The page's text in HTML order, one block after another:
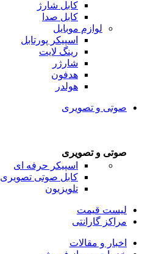
کابل شارژ
کابل صدا
لوازم موبایل
اسپیکر پورتابل
رینگ لایت
شارژر
هدفون
هولدر
صوتی و تصویری
صوتی و تصویری
اسپیکر حرفه ای
کابل صوتی تصویری
تلویزیون
لیست قیمت
مراکز گارانتی
اخبار و مقالات